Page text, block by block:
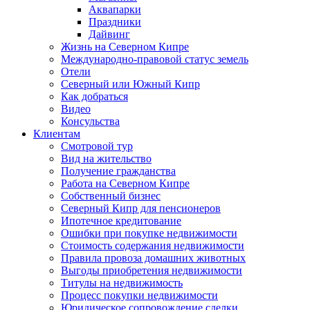
Аквапарки
Праздники
Дайвинг
Жизнь на Северном Кипре
Международно-правовой статус земель
Отели
Северный или Южный Кипр
Как добраться
Видео
Консульства
Клиентам
Смотровой тур
Вид на жительство
Получение гражданства
Работа на Северном Кипре
Собственный бизнес
Северный Кипр для пенсионеров
Ипотечное кредитование
Ошибки при покупке недвижимости
Стоимость содержания недвижимости
Правила провоза домашних животных
Выгоды приобретения недвижимости
Титулы на недвижимость
Процесс покупки недвижимости
Юридическое сопровождение сделки